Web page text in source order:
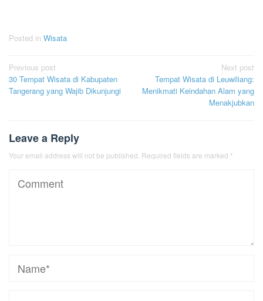
Posted in Wisata
Post
navigation
Previous post
30 Tempat Wisata di Kabupaten
Tangerang yang Wajib Dikunjungi
Next post
Tempat Wisata di Leuwiliang:
Menikmati Keindahan Alam yang
Menakjubkan
Leave a Reply
Your email address will not be published. Required fields are marked *